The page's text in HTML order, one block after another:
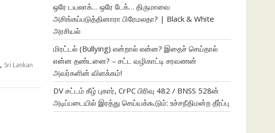
, Sri Lankan
ஒரே டயலாக்… ஒரே டேக்… திருமாவை
அசிங்கப்படுத்தினாரா பிரேமலதா? | Black & White
அரசியல்
மிரட்டல் (Bullying) என்றால் என்ன? இதைச் செய்தால்
என்ன தண்டனை? – சட்ட வழிகாட்டி சரவணன்
அவர்களின் விளக்கம்!
DV சட்டம் கீழ் புகார், CrPC பிரிவு 482 / BNSS 528ன்
அடிப்படையில் இரத்து செய்யக்கூடும்: உச்சநீதிமன்ற தீர்ப்பு